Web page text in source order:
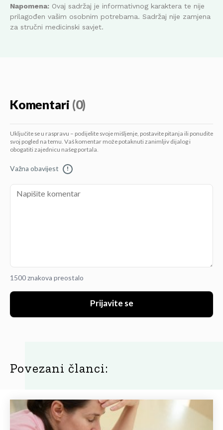
Napomena: Ovaj sadržaj je informativnog karaktera te nije
prilagođen vašim osobnim potrebama. Sadržaj nije zamjena
za stručni medicinski savjet.
Komentari (0)
Uključite se u raspravu – podijelite svoje mišljenje, postavite pitanja ili ponudite
svoj pogled na temu. Vaš komentar može potaknuti zanimljiv dijalog i
obogatiti zajednicu našeg portala.
Važna obavijest !
1500 znakova preostalo
Prijavite se
Povezani članci: